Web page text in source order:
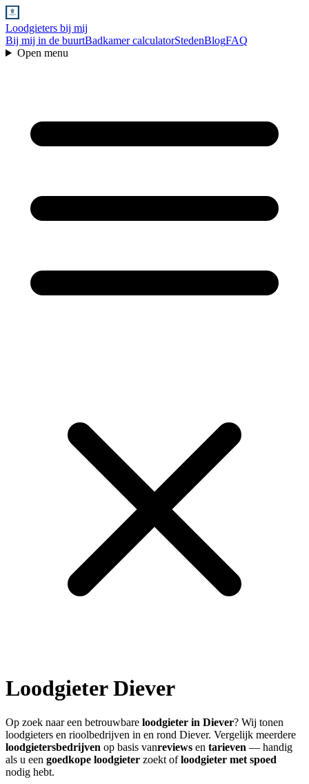
Loodgieters bij mij
Bij mij in de buurtBadkamer calculatorStedenBlogFAQ
Open menu
LoodgieterDiever
Op zoek naar een betrouwbare loodgieter in Diever? Wij tonen
loodgieters en rioolbedrijven in en rond Diever. Vergelijk meerdere
loodgietersbedrijven op basis vanreviews en tarieven — handig
als u een goedkope loodgieter zoekt ofloodgieter met spoed
nodig hebt.